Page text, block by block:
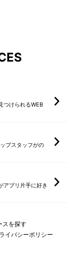
つけられるWEB
プスタッフがの
アプリ片手に好き
スを探す
イバシーポリシー